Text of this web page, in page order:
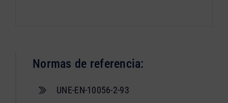
Normas de referencia:
UNE-EN-10056-2-93